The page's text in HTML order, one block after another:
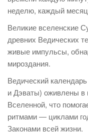
неделю, каждый
Великие вселенские
древних Ведических
живые импульсы,
мироздания.
Ведический
и Дэваты) оживлены в
Вселенной, что
ритмами ― циклами
Законами всей жизни.